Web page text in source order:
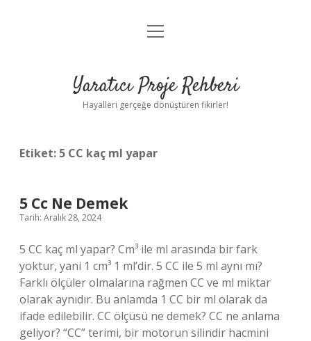
Anasayfa
Yasal Uyarı
menüyü
Yaratıcı Proje Rehberi
Hayalleri gerçeğe dönüştüren fikirler!
Etiket: 5 CC kaç ml yapar
5 Cc Ne Demek
Tarih: Aralık 28, 2024
5 CC kaç ml yapar? Cm³ ile ml arasında bir fark
yoktur, yani 1 cm³ 1 ml’dir. 5 CC ile 5 ml aynı mı?
Farklı ölçüler olmalarına rağmen CC ve ml miktar
olarak aynıdır. Bu anlamda 1 CC bir ml olarak da
ifade edilebilir. CC ölçüsü ne demek? CC ne anlama
geliyor? “CC” terimi, bir motorun silindir hacmini